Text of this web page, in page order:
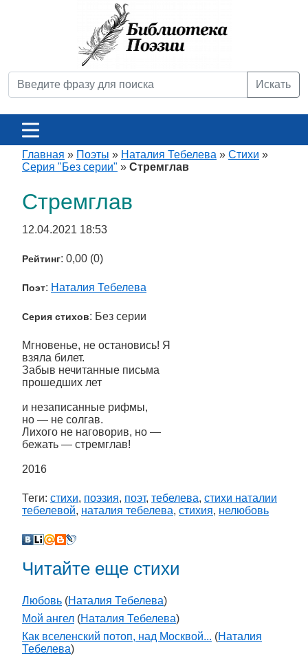
Искать
Главная » Поэты » Наталия Тебелева » Стихи »
Серия "Без серии" » Стремглав
Стремглав
12.04.2021 18:53
Рейтинг: 0,00 (0)
Поэт: Наталия Тебелева
Серия стихов: Без серии
Мгновенье, не остановись! Я
взяла билет.
Забыв нечитанные письма
прошедших лет
и незаписанные рифмы,
но — не солгав.
Лихого не наговорив, но —
бежать — стремглав!
2016
Теги: стихи, поэзия, поэт, тебелева, стихи наталии
тебелевой, наталия тебелева, стихия, нелюбовь
Читайте еще стихи
Любовь (Наталия Тебелева)
Мой ангел (Наталия Тебелева)
Как вселенский потоп, над Москвой... (Наталия
Тебелева)